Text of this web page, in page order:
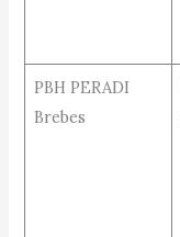
PBH PERADI
Brebes